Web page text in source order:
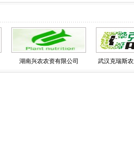
湖南兴农农资有限公司 武汉克瑞斯